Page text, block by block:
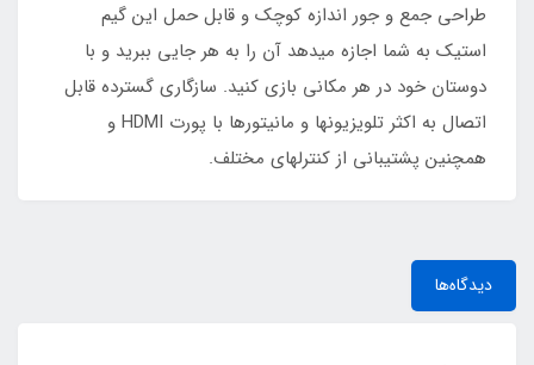
طراحی جمع و جور اندازه کوچک و قابل حمل این گیم
استیک به شما اجازه میدهد آن را به هر جایی ببرید و با
دوستان خود در هر مکانی بازی کنید. سازگاری گسترده قابل
اتصال به اکثر تلویزیونها و مانیتورها با پورت HDMI و
همچنین پشتیبانی از کنترلهای مختلف.
دیدگاه‌ها